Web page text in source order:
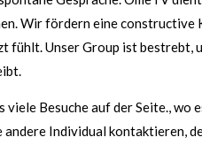
Wir fördern eine constructive
fühlt. Unser Group ist bestrebt,
viele Besuche auf der Seite.,
andere Individual kontaktieren,